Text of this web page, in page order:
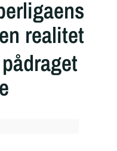
realitet